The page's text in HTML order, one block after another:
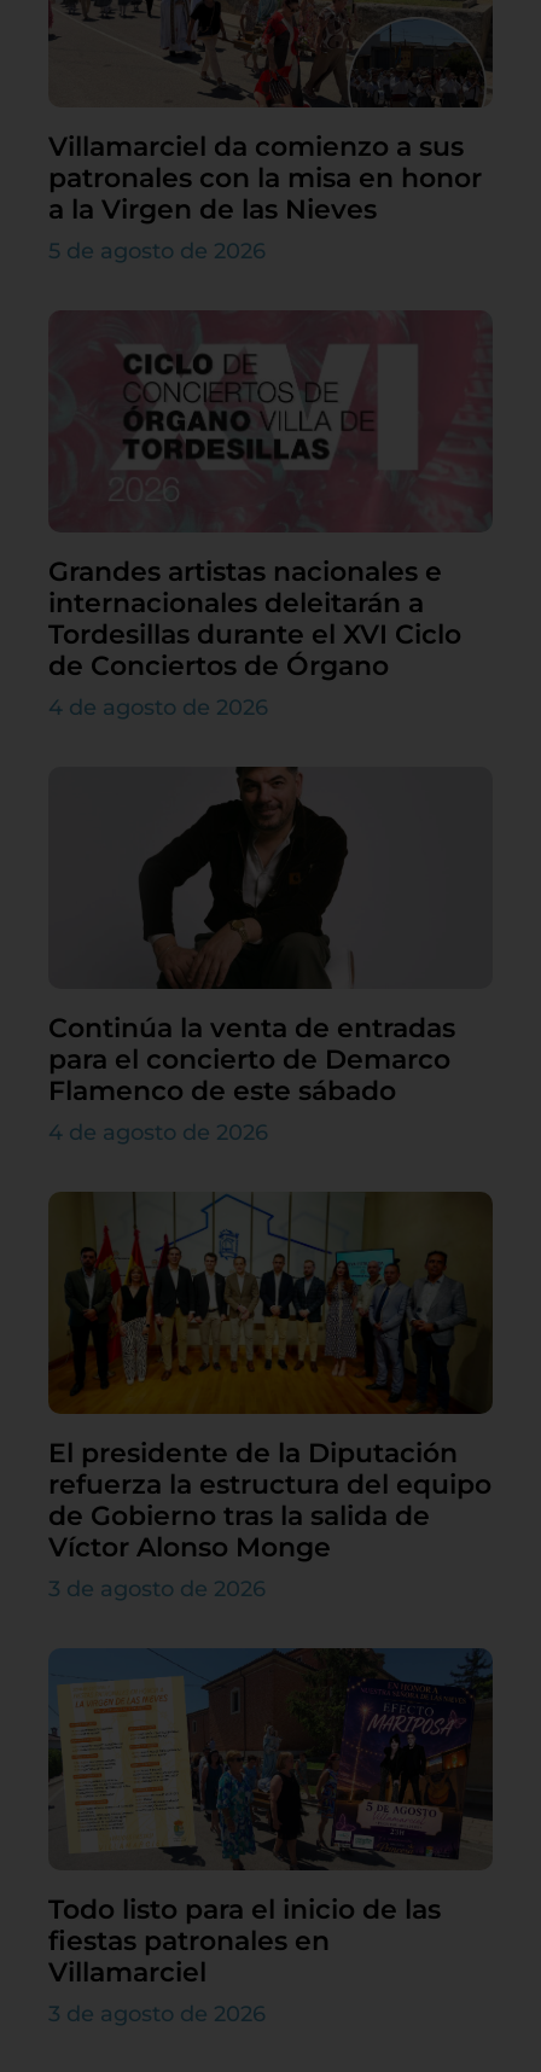
Villamarciel da comienzo a sus
patronales con la misa en honor
a la Virgen de las Nieves
5 de agosto de 2026
Grandes artistas nacionales e
internacionales deleitarán a
Tordesillas durante el XVI Ciclo
de Conciertos de Órgano
4 de agosto de 2026
Continúa la venta de entradas
para el concierto de Demarco
Flamenco de este sábado
4 de agosto de 2026
El presidente de la Diputación
refuerza la estructura del equipo
de Gobierno tras la salida de
Víctor Alonso Monge
3 de agosto de 2026
Todo listo para el inicio de las
fiestas patronales en
Villamarciel
3 de agosto de 2026